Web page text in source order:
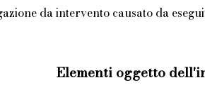
da intervento causato da
Elementi oggetto